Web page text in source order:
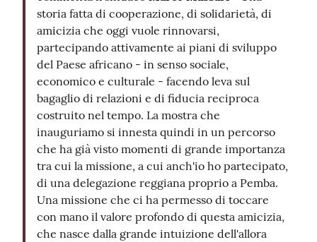
storia fatta di cooperazione, di solidarietà, di
amicizia che oggi vuole rinnovarsi,
partecipando attivamente ai piani di sviluppo
del Paese africano - in senso sociale,
economico e culturale - facendo leva sul
bagaglio di relazioni e di fiducia reciproca
costruito nel tempo. La mostra che
inauguriamo si innesta quindi in un percorso
che ha già visto momenti di grande importanza
tra cui la missione, a cui anch'io ho partecipato,
di una delegazione reggiana proprio a Pemba.
Una missione che ci ha permesso di toccare
con mano il valore profondo di questa amicizia,
che nasce dalla grande intuizione dell'allora